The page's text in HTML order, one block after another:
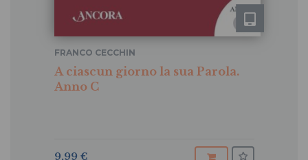
A ciascun giorno la sua Parola.
Anno C
FRANCO CECCHIN
9,99 €